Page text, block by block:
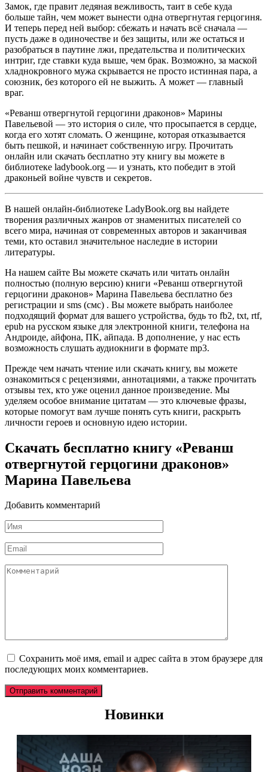
Замок, где правит ледяная вежливость, таит в себе куда
больше тайн, чем может вынести одна отвергнутая герцогиня.
И теперь перед ней выбор: сбежать и начать всё сначала —
пусть даже в одиночестве и без защиты, или же остаться и
разобраться в паутине лжи, предательства и политических
интриг, где ставки куда выше, чем брак. Возможно, за маской
хладнокровного мужа скрывается не просто истинная пара, а
союзник, без которого ей не выжить. А может — главный
враг.
«Реванш отвергнутой герцогини драконов» Марины
Павельевой — это история о силе, что просыпается в сердце,
когда его хотят сломать. О женщине, которая отказывается
быть пешкой, и начинает собственную игру. Прочитать
онлайн или скачать бесплатно эту книгу вы можете в
библиотеке ladybook.org — и узнать, кто победит в этой
драконьей войне чувств и секретов.
В нашей онлайн-библиотеке LadyBook.org вы найдете
творения различных жанров от знаменитых писателей со
всего мира, начиная от современных авторов и заканчивая
теми, кто оставил значительное наследие в истории
литературы.
На нашем сайте Вы можете скачать или читать онлайн
полностью (полную версию) книги «Реванш отвергнутой
герцогини драконов» Марина Павельева бесплатно без
регистрации и sms (смс) . Вы можете выбрать наиболее
подходящий формат для вашего устройства, будь то fb2, txt, rtf,
epub на русском языке для электронной книги, телефона на
Андроиде, айфона, ПК, айпада. В дополнение, у нас есть
возможность слушать аудиокниги в формате mp3.
Прежде чем начать чтение или скачать книгу, вы можете
ознакомиться с рецензиями, аннотациями, а также прочитать
отзывы тех, кто уже оценил данное произведение. Мы
уделяем особое внимание цитатам — это ключевые фразы,
которые помогут вам лучше понять суть книги, раскрыть
личности героев и основную идею истории.
Скачать бесплатно книгу «Реванш
отвергнутой герцогини драконов»
Марина Павельева
Добавить комментарий
Имя
*
Email
*
Комментарий
Сохранить моё имя, email и адрес сайта в этом браузере для
последующих моих комментариев.
Новинки